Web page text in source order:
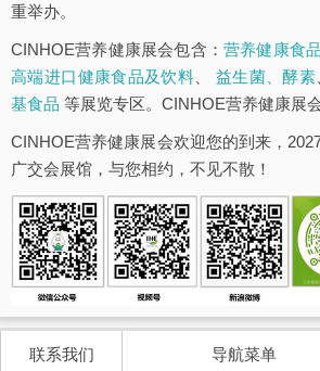
重举办。
CINHOE营养健康展会包含： 营养健康食品
高端进口健康食品及饮料
益生菌、酵素
基食品 等展览专区。CINHOE营养健康展
CINHOE营养健康展会欢迎您的到来，
广交会展馆，与您相约，不见不散！
联系我们 导航菜单